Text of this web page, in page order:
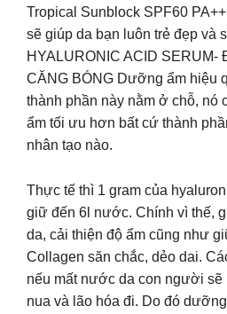
Tropical Sunblock SPF60
sẽ giúp da bạn luôn trẻ đẹp và
HYALURONIC ACID SERUM-
CĂNG BÓNG Dưỡng ẩm hiệu
thành phần này nằm ở chỗ, nó
ẩm tối ưu hơn bất cứ thành
nhân tạo nào.
Thực tế thì 1 gram của
giữ đến 6l nước. Chính vì thế,
da, cải thiện độ ẩm cũng như
Collagen săn chắc, dẻo dai.
nếu mất nước da con người sẽ
nua và lão hóa đi. Do đó